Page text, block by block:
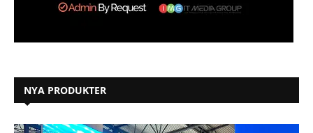
NYA PRODUKTER